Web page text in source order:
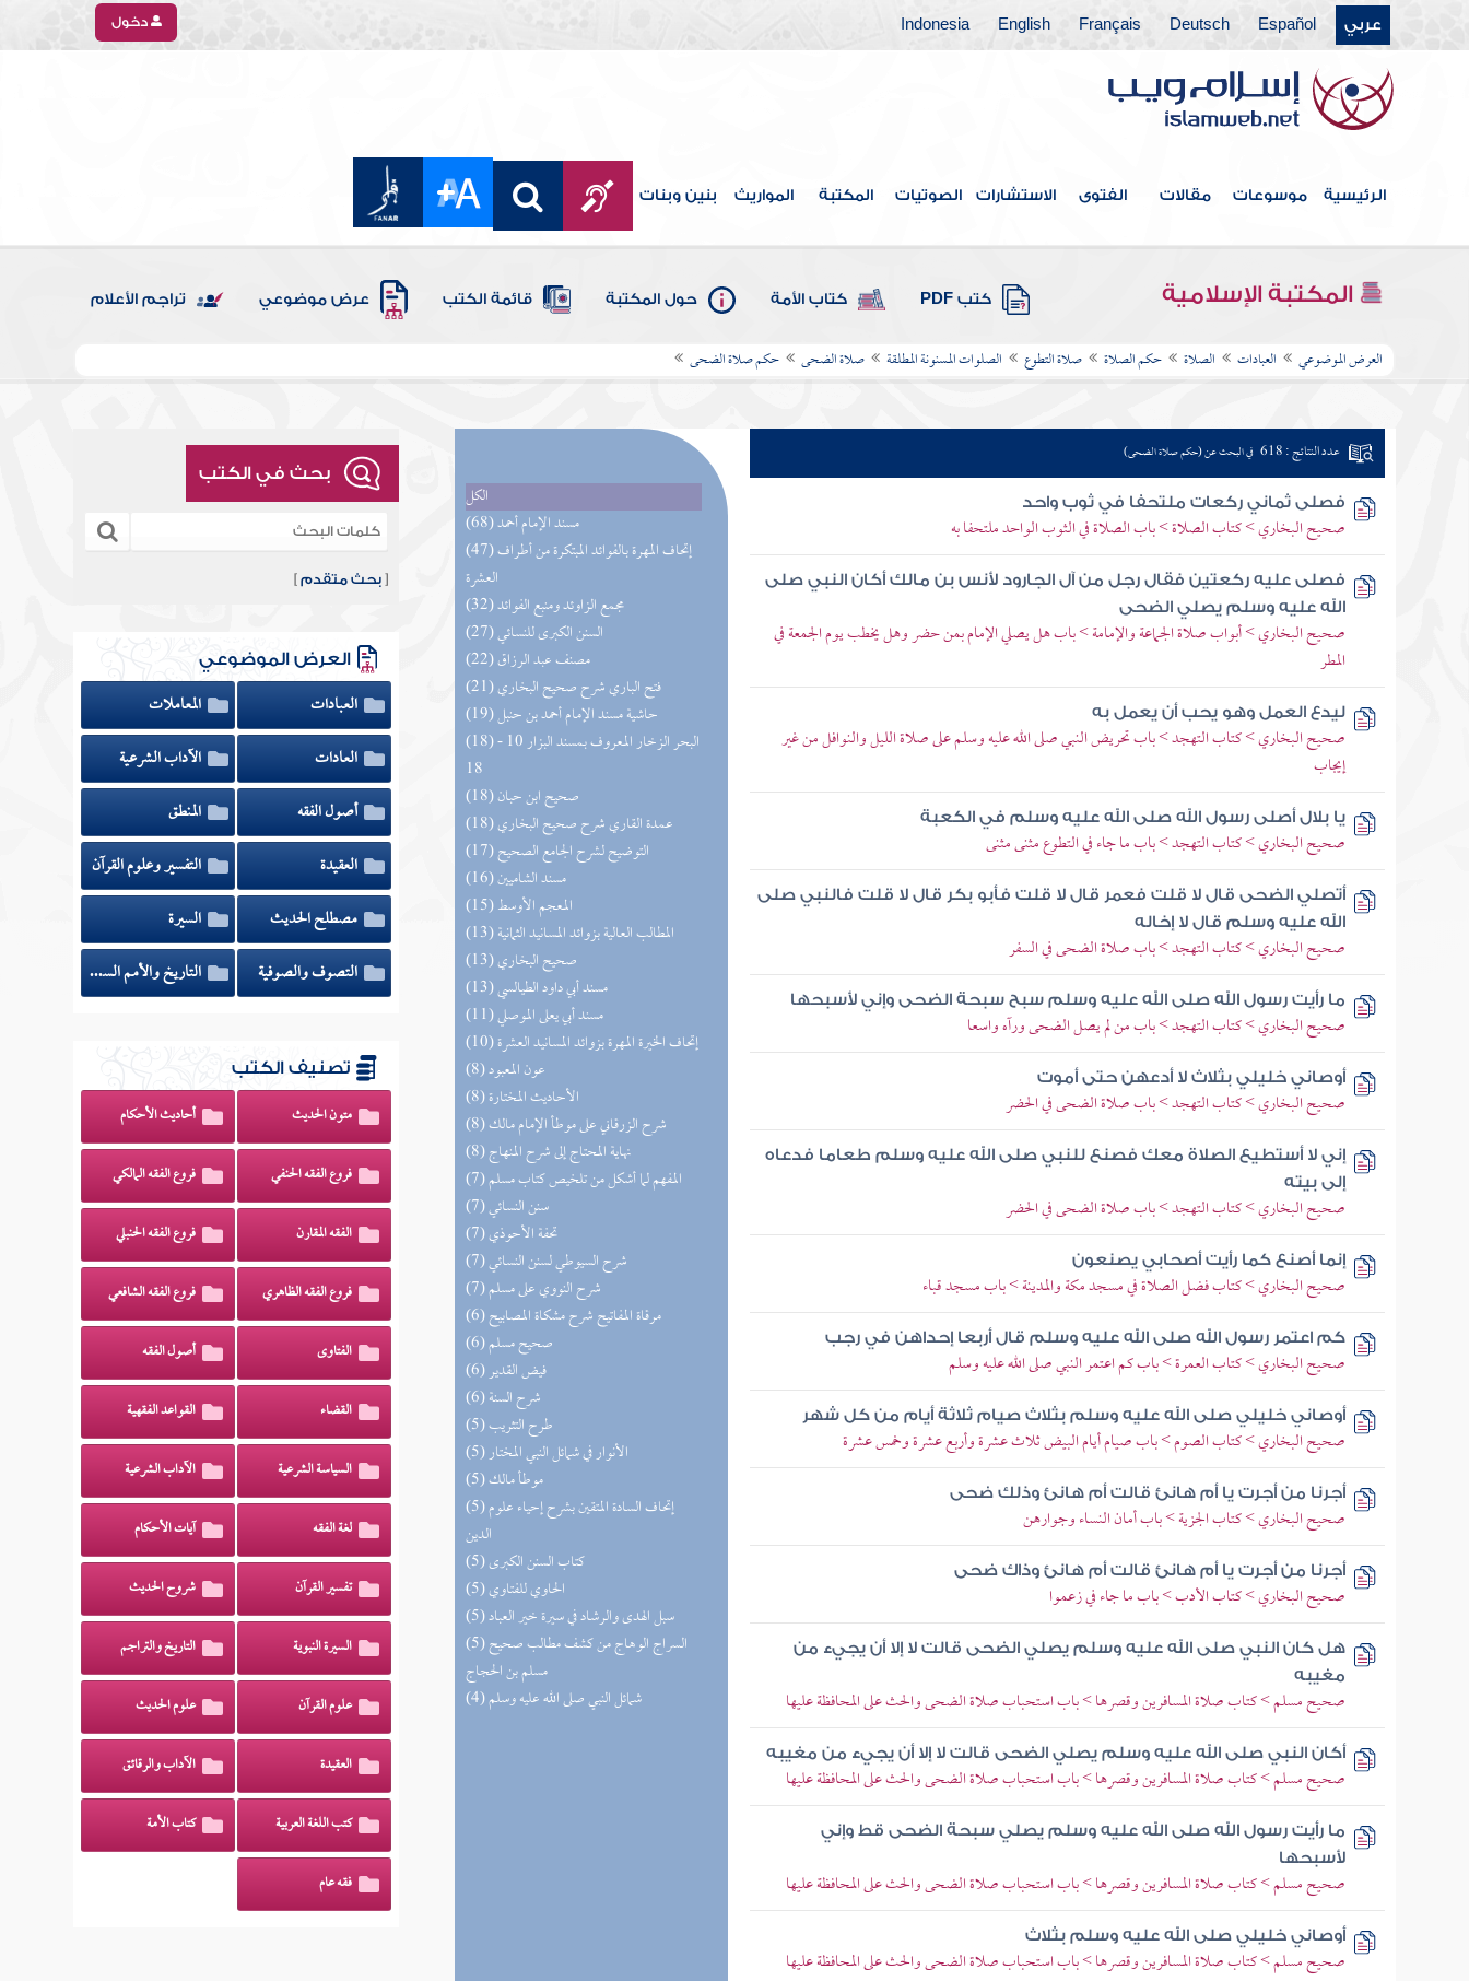
عربي Español
Deutsch
Français
English
Indonesia دخول
الرئيسية موسوعات مقالات الفتوى الاستشارات الصوتيات المكتبة المواريث بنين وبنات
المكتبة الإسلامية كتب PDF كتاب الأمة حول المكتبة قائمة الكتب عرض موضوعي تراجم الأعلام
العرض الموضوعي العبادات الصلاة حكم الصلاة صلاة التطوع الصلوات المسنونة المطلقة صلاة الضحى حكم صلاة الضحى
الكل
(68) مسند الإمام أحمد
(47) إتحاف المهرة بالفوائد المبتكرة من أطراف
العشرة
(32) مجمع الزاوئد ومنبع الفوائد
(27) السنن الكبرى للنسائي
(22) مصنف عبد الرزاق
(21) فتح الباري شرح صحيح البخاري
(19) حاشية مسند الإمام أحمد بن حنبل
(18) البحر الزخار المعروف بمسند البزار 10 -
18
(18) صحيح ابن حبان
(18) عمدة القاري شرح صحيح البخاري
(17) التوضيح لشرح الجامع الصحيح
(16) مسند الشاميين
(15) المعجم الأوسط
(13) المطالب العالية بزوائد المسانيد الثمانية
(13) صحيح البخاري
(13) مسند أبي داود الطيالسي
(11) مسند أبي يعلى الموصلي
(10) إتحاف الخيرة المهرة بزوائد المسانيد العشرة
(8) عون المعبود
(8) الأحاديث المختارة
(8) شرح الزرقاني على موطأ الإمام مالك
(8) نهاية المحتاج إلى شرح المنهاج
(7) المفهم لما أشكل من تلخيص كتاب مسلم
(7) سنن النسائي
(7) تحفة الأحوذي
(7) شرح السيوطي لسنن النسائي
(7) شرح النووي على مسلم
(6) مرقاة المفاتيح شرح مشكاة المصابيح
(6) صحيح مسلم
(6) فيض القدير
(6) شرح السنة
(5) طرح التثريب
(5) الأنوار في شمائل النبي المختار
(5) موطأ مالك
(5) إتحاف السادة المتقين بشرح إحياء علوم
الدين
(5) كتاب السنن الكبرى
(5) الحاوي للفتاوي
(5) سبل الهدى والرشاد في سيرة خير العباد
(5) السراج الوهاج من كشف مطالب صحيح
مسلم بن الحجاج
(4) شمائل النبي صلى الله عليه وسلم
عدد النتائج : 618 في البحث عن (حكم صلاة الضحى)
فصلى ثماني ركعات ملتحفا في ثوب واحد
صحيح البخاري > كتاب الصلاة > باب الصلاة في الثوب الواحد ملتحفا به
فصلى عليه ركعتين فقال رجل من آل الجارود لأنس بن مالك أكان النبي صلى
الله عليه وسلم يصلي الضحى
صحيح البخاري > أبواب صلاة الجماعة والإمامة > باب هل يصلي الإمام بمن حضر وهل يخطب يوم الجمعة في
المطر
ليدع العمل وهو يحب أن يعمل به
صحيح البخاري > كتاب التهجد > باب تحريض النبي صلى الله عليه وسلم على صلاة الليل والنوافل من غير
إيجاب
يا بلال أصلى رسول الله صلى الله عليه وسلم في الكعبة
صحيح البخاري > كتاب التهجد > باب ما جاء في التطوع مثنى مثنى
أتصلي الضحى قال لا قلت فعمر قال لا قلت فأبو بكر قال لا قلت فالنبي صلى
الله عليه وسلم قال لا إخاله
صحيح البخاري > كتاب التهجد > باب صلاة الضحى في السفر
ما رأيت رسول الله صلى الله عليه وسلم سبح سبحة الضحى وإني لأسبحها
صحيح البخاري > كتاب التهجد > باب من لم يصل الضحى ورآه واسعا
أوصاني خليلي بثلاث لا أدعهن حتى أموت
صحيح البخاري > كتاب التهجد > باب صلاة الضحى في الحضر
إني لا أستطيع الصلاة معك فصنع للنبي صلى الله عليه وسلم طعاما فدعاه
إلى بيته
صحيح البخاري > كتاب التهجد > باب صلاة الضحى في الحضر
إنما أصنع كما رأيت أصحابي يصنعون
صحيح البخاري > كتاب فضل الصلاة في مسجد مكة والمدينة > باب مسجد قباء
كم اعتمر رسول الله صلى الله عليه وسلم قال أربعا إحداهن في رجب
صحيح البخاري > كتاب العمرة > باب كم اعتمر النبي صلى الله عليه وسلم
أوصاني خليلي صلى الله عليه وسلم بثلاث صيام ثلاثة أيام من كل شهر
صحيح البخاري > كتاب الصوم > باب صيام أيام البيض ثلاث عشرة وأربع عشرة وخمس عشرة
أجرنا من أجرت يا أم هانئ قالت أم هانئ وذلك ضحى
صحيح البخاري > كتاب الجزية > باب أمان النساء وجوارهن
أجرنا من أجرت يا أم هانئ قالت أم هانئ وذاك ضحى
صحيح البخاري > كتاب الأدب > باب ما جاء في زعموا
هل كان النبي صلى الله عليه وسلم يصلي الضحى قالت لا إلا أن يجيء من
مغيبه
صحيح مسلم > كتاب صلاة المسافرين وقصرها > باب استحباب صلاة الضحى والحث على المحافظة عليها
أكان النبي صلى الله عليه وسلم يصلي الضحى قالت لا إلا أن يجيء من مغيبه
صحيح مسلم > كتاب صلاة المسافرين وقصرها > باب استحباب صلاة الضحى والحث على المحافظة عليها
ما رأيت رسول الله صلى الله عليه وسلم يصلي سبحة الضحى قط وإني
لأسبحها
صحيح مسلم > كتاب صلاة المسافرين وقصرها > باب استحباب صلاة الضحى والحث على المحافظة عليها
أوصاني خليلي صلى الله عليه وسلم بثلاث
صحيح مسلم > كتاب صلاة المسافرين وقصرها > باب استحباب صلاة الضحى والحث على المحافظة عليها
بحث في الكتب
[بحث متقدم ]
العرض الموضوعي
العبادات
المعاملات
العادات
الآداب الشرعية
أصول الفقه
المنطق
العقيدة
التفسير وعلوم القرآن
مصطلح الحديث
السيرة
التصوف والصوفية
التاريخ والأمم السابقة
تصنيف الكتب
متون الحديث أحاديث الأحكام
فروع الفقه الحنفي فروع الفقه المالكي
الفقه المقارن فروع الفقه الحنبلي
فروع الفقه الظاهري فروع الفقه الشافعي
الفتاوى أصول الفقه
القضاء القواعد الفقهية
السياسة الشرعية الآداب الشرعية
لغة الفقه آيات الأحكام
تفسير القرآن شروح الحديث
السيرة النبوية التاريخ والتراجم
علوم القرآن علوم الحديث
العقيدة الآداب والرقائق
كتب اللغة العربية كتاب الأمة
فقه عام